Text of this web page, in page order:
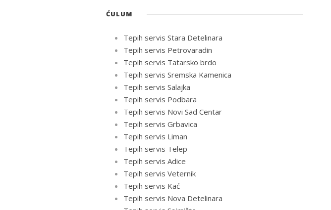
ĆULUM
Tepih servis Stara Detelinara
Tepih servis Petrovaradin
Tepih servis Tatarsko brdo
Tepih servis Sremska Kamenica
Tepih servis Salajka
Tepih servis Podbara
Tepih servis Novi Sad Centar
Tepih servis Grbavica
Tepih servis Liman
Tepih servis Telep
Tepih servis Adice
Tepih servis Veternik
Tepih servis Kać
Tepih servis Nova Detelinara